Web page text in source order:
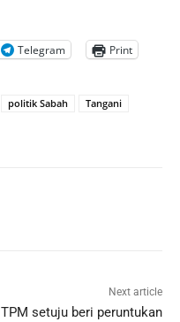
Telegram Print
politik Sabah
Tangani
Next article
TPM setuju beri peruntukan